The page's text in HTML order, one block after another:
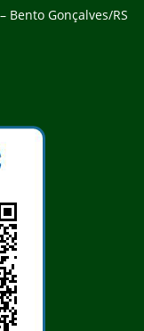
Bento Gonçalves/RS